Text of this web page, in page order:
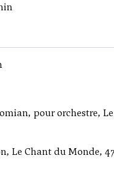
pour orchestre,
Le Chant du Monde,